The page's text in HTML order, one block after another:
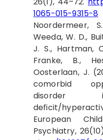
1065-015-9315-8
Noordermeer,
Weeda, W. D.,
J. S., Hartman,
Franke, B.,
Oosterlaan, J.
comorbid
disorder
deficit/
European
Psychiatry,